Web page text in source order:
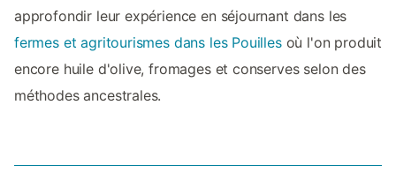
approfondir leur expérience en séjournant dans les
fermes et agritourismes dans les Pouillesoù l'on produit
encore huile d'olive, fromages et conserves selon des
méthodes ancestrales.